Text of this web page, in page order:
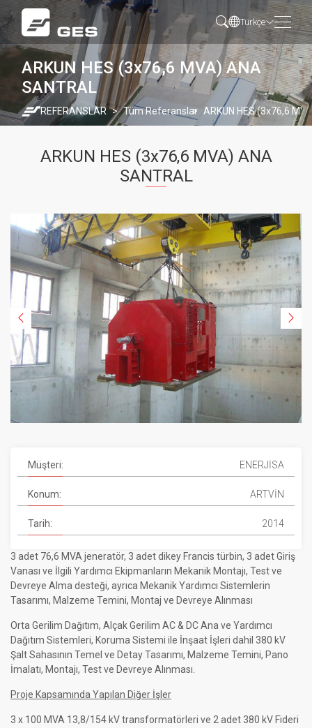
Türkçe
ARKUN HES (3x76,6 MVA) ANA
SANTRAL
REFERANSLAR Tüm Referanslar ARKUN HES (3x76,6
ARKUN HES (3x76,6 MVA) ANA
SANTRAL
3 adet 76,6 MVA jeneratör, 3 adet dikey Francis türbin, 3 adet Giriş
Vanası ve İlgili Yardımcı Ekipmanların Mekanik Montajı, Test ve
Devreye Alma desteği, ayrıca Mekanik Yardımcı Sistemlerin
Tasarımı, Malzeme Temini, Montaj ve Devreye Alınması
Orta Gerilim Dağıtım, Alçak Gerilim AC & DC Ana ve Yardımcı
Dağıtım Sistemleri, Koruma Sistemi ile İnşaat İşleri dahil 380 kV
Şalt Sahasının Temel ve Detay Tasarımı, Malzeme Temini, Pano
İmalatı, Montajı, Test ve Devreye Alınması.
Proje Kapsamında Yapılan Diğer İşler
3 x 100 MVA 13,8/154 kV transformatörleri ve 2 adet 380 kV Fideri
Müşteri: ENERJİSA
Konum: ARTVİN
Tarih: 2014